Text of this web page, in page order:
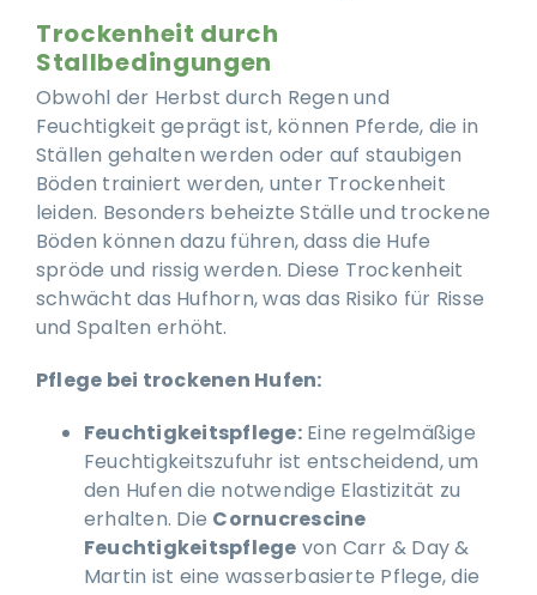
Trockenheit durch
Stallbedingungen
Obwohl der Herbst durch Regen und
Feuchtigkeit geprägt ist, können Pferde, die in
Ställen gehalten werden oder auf staubigen
Böden trainiert werden, unter Trockenheit
leiden. Besonders beheizte Ställe und trockene
Böden können dazu führen, dass die Hufe
spröde und rissig werden. Diese Trockenheit
schwächt das Hufhorn, was das Risiko für Risse
und Spalten erhöht.
Pflege bei trockenen Hufen:
Feuchtigkeitspflege:Eine regelmäßige
Feuchtigkeitszufuhr ist entscheidend, um
den Hufen die notwendige Elastizität zu
erhalten. Die Cornucrescine
Feuchtigkeitspflege von Carr & Day &
Martin ist eine wasserbasierte Pflege, die